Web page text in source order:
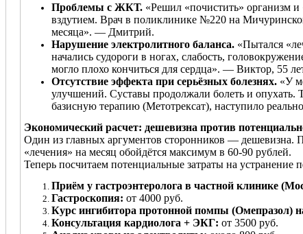
Проблемы с ЖКТ. «Решил «почистить» организм
вздутием. Врач в поликлинике №220 на
месяца». — Дмитрий.
Нарушение электролитного баланса. «Пытался
начались судороги в ногах, слабость,
могло плохо кончиться для сердца». — Виктор, 55
Отсутствие эффекта при серьёзных болезнях. «У
улучшений. Суставы продолжали болеть и
базисную терапию (Метотрексат), наступило
Экономический расчет: дешевизна против
Один из главных аргументов сторонников — дешевизна.
«лечения» на месяц обойдётся максимум в 60-90 рублей.
Теперь посчитаем потенциальные затраты на устранение
Приём у гастроэнтеролога в частной клинике
Гастроскопия: от 4000 руб.
Курс ингибитора протонной помпы (Омепразол)
Консультация кардиолога + ЭКГ: от 3500 руб.